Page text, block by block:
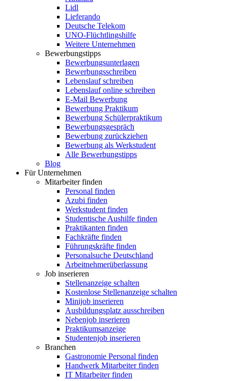
Lidl
Lieferando
Deutsche Telekom
UNO-Flüchtlingshilfe
Weitere Unternehmen
Bewerbungstipps
Bewerbungsunterlagen
Bewerbungsschreiben
Lebenslauf schreiben
Lebenslauf online schreiben
E-Mail Bewerbung
Bewerbung Praktikum
Bewerbung Schülerpraktikum
Bewerbungsgespräch
Bewerbung zurückziehen
Bewerbung als Werkstudent
Alle Bewerbungstipps
Blog
Für Unternehmen
Mitarbeiter finden
Personal finden
Azubi finden
Werkstudent finden
Studentische Aushilfe finden
Praktikanten finden
Fachkräfte finden
Führungskräfte finden
Personalsuche Deutschland
Arbeitnehmerüberlassung
Job inserieren
Stellenanzeige schalten
Kostenlose Stellenanzeige schalten
Minijob inserieren
Ausbildungsplatz ausschreiben
Nebenjob inserieren
Praktikumsanzeige
Studentenjob inserieren
Branchen
Gastronomie Personal finden
Handwerk Mitarbeiter finden
IT Mitarbeiter finden